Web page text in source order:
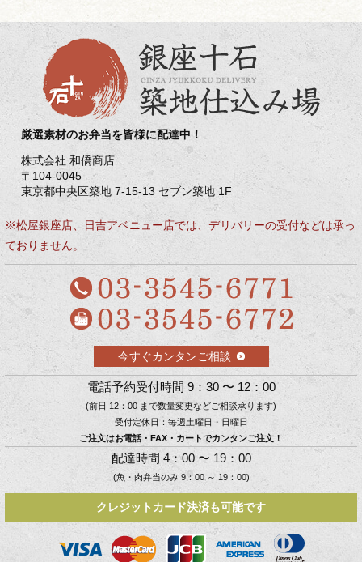
厳選素材のお弁当を皆様に配達中！
株式会社 和僑商店
〒104-0045
東京都中央区築地 7-15-13 セブン築地 1F
※松屋銀座店、日吉アベニュー店では、デリバリーの受付などは承っ
ておりません。
今すぐカンタンご相談
電話予約受付時間 9：30 〜 12：00
(前日 12：00 まで数量変更などご相談承ります)
受付定休日：毎週土曜日・日曜日
ご注文はお電話・FAX・カートでカンタンご注文！
配達時間 4：00 〜 19：00
(魚・肉弁当のみ 9：00 ～ 19：00)
クレジットカード決済も可能です